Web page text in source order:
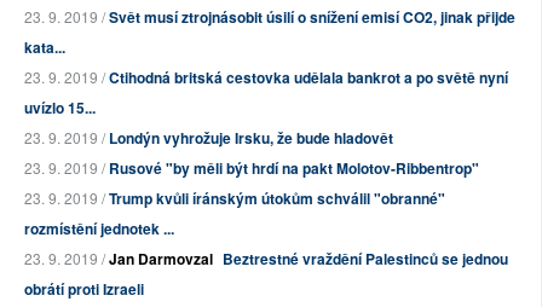
23. 9. 2019 /Svět musí ztrojnásobit úsilí o snížení emisí CO2, jinak přijde
kata...
23. 9. 2019 /Ctihodná britská cestovka udělala bankrot a po světě nyní
uvízlo 15...
23. 9. 2019 /Londýn vyhrožuje Irsku, že bude hladovět
23. 9. 2019 /Rusové "by měli být hrdí na pakt Molotov-Ribbentrop"
23. 9. 2019 /Trump kvůli íránským útokům schválil "obranné"
rozmístění jednotek ...
23. 9. 2019 /Jan Darmovzal Beztrestné vraždění Palestinců se jednou
obrátí proti Izraeli